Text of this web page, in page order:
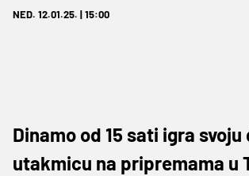
NED. 12.01.25. | 15:00
Dinamo od 15 sati igra svoju
utakmicu na pripremama u